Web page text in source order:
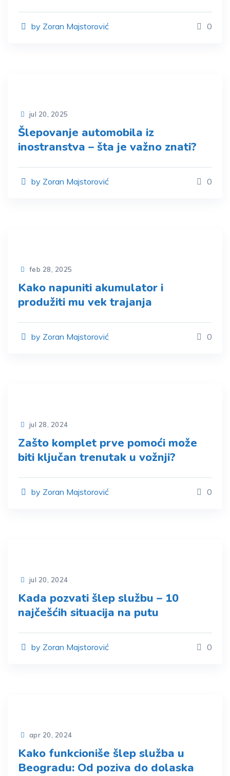
by Zoran Majstorović 0
jul 20, 2025
Šlepovanje automobila iz
inostranstva – šta je važno znati?
by Zoran Majstorović 0
feb 28, 2025
Kako napuniti akumulator i
produžiti mu vek trajanja
by Zoran Majstorović 0
jul 28, 2024
Zašto komplet prve pomoći može
biti ključan trenutak u vožnji?
by Zoran Majstorović 0
jul 20, 2024
Kada pozvati šlep službu – 10
najčešćih situacija na putu
by Zoran Majstorović 0
apr 20, 2024
Kako funkcioniše šlep služba u
Beogradu: Od poziva do dolaska